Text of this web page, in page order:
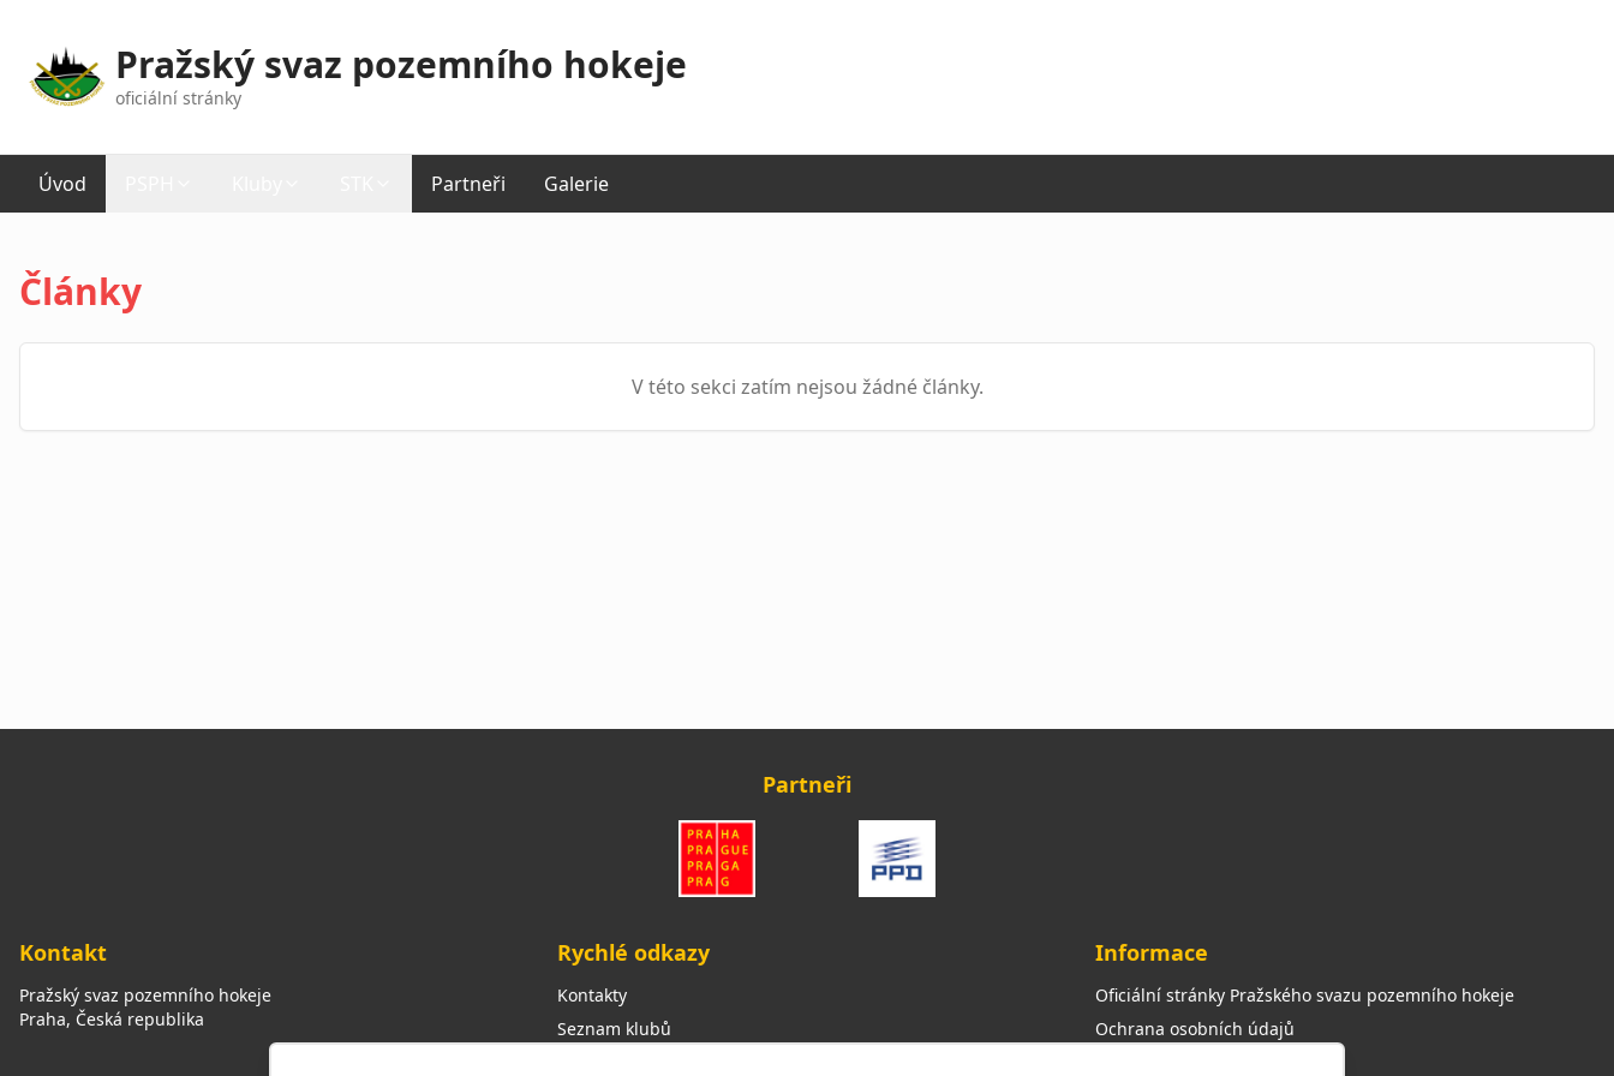
Pražský svaz pozemního hokeje
oficiální stránky
Úvod Partneři Galerie
Články
V této sekci zatím nejsou žádné články.
Partneři
Kontakt
Pražský svaz pozemního hokeje
Praha, Česká republika
Rychlé odkazy
Kontakty
Seznam klubů
Informace
Oficiální stránky Pražského svazu pozemního hokeje
Ochrana osobních údajů